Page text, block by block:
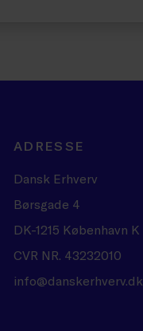
ADRESSE
Dansk Erhverv
Børsgade 4
DK-1215 København K
CVR NR. 43232010
info@danskerhverv.dk